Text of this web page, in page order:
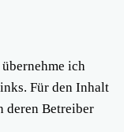
ich
Für den Inhalt
deren Betreiber